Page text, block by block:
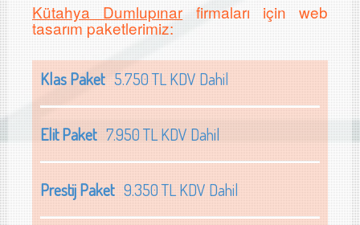
Kütahya Dumlupınarfirmaları için web
tasarım paketlerimiz:
Klas Paket5.750 TL KDV Dahil
Elit Paket7.950 TL KDV Dahil
Prestij Paket9.350 TL KDV Dahil